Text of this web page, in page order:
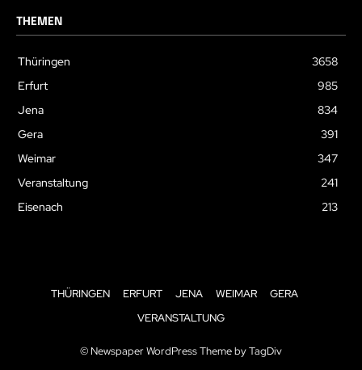
THEMEN
Thüringen
3658
Erfurt
985
Jena
834
Gera
391
Weimar
347
Veranstaltung
241
Eisenach
213
THÜRINGEN ERFURT JENA WEIMAR
GERA
VERANSTALTUNG
© Newspaper WordPress Theme by TagDiv